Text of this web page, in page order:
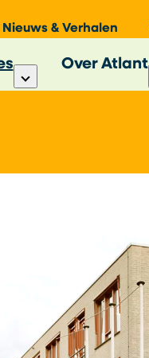
Nieuws & Verhalen
Over Atlant